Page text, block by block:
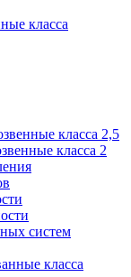
класса
класса 2,5
класса 2
систем
класса